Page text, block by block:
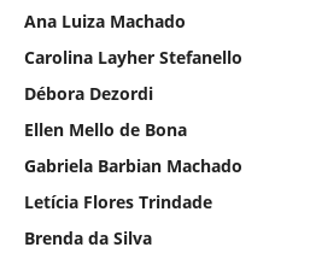
Ana Luiza Machado
Carolina Layher Stefanello
Débora Dezordi
Ellen Mello de Bona
Gabriela Barbian Machado
Letícia Flores Trindade
Brenda da Silva